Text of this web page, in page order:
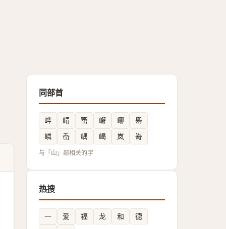
同部首
㟆 崝 崈 嶰 㟹
嶴
嶙
岙 嵎 嵑 岚 嵜
与「山」部相关的字
热搜
一 爱 福 龙 和
德